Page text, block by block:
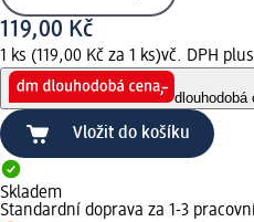
119,00 Kč
1 ks (119,00 Kč za 1 ks)vč. DPH plus
dlouhodobá
Vložit do košíku
Skladem
Standardní doprava za 1-3